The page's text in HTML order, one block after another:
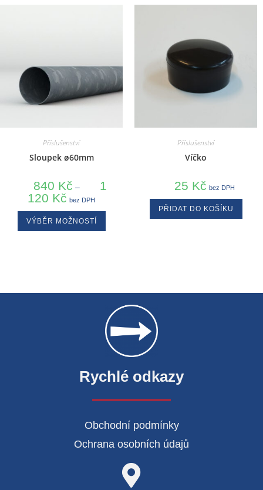
Příslušenství
Sloupek ø60mm
840 Kč –
1
120 Kč bez DPH
VÝBĚR MOŽNOSTÍ
Příslušenství
Víčko
25 Kč bez DPH
PŘIDAT DO KOŠÍKU
Rychlé odkazy
Obchodní podmínky
Ochrana osobních údajů